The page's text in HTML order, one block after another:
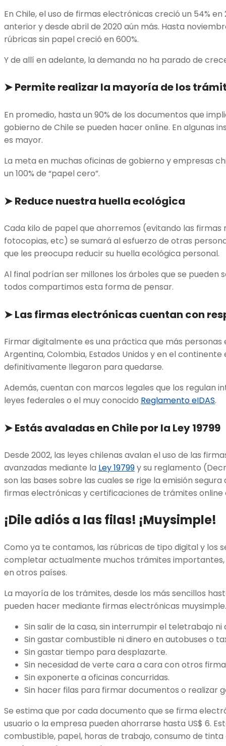
En Chile, el uso de firmas electrónicas creció un 54%
anterior y desde abril de 2020 aún más. Hasta
rúbricas sin papel creció en 600%.
Y de allí en adelante, la demanda no ha parado de
➤ Permite realizar la mayoría de los
En promedio, hasta un 90% de los documentos que
gobierno de Chile se pueden hacer online. En algunas
es mayor.
La meta en muchas oficinas de gobierno y empresas
un 100% de “papel cero”.
➤Reduce nuestra huella ecológica
Cada kilo de papel que ahorremos (evitando las firmas
fotocopias, etc) se sumará al esfuerzo de otras
que les preocupa reducir su huella ecológica personal.
Al final podrían ser millones los árboles que se pueden
todos compartimos esta forma de pensar.
➤Las firmas electrónicas cuentan con
Firmar digitalmente es una práctica que más
Argentina, Colombia, Estados Unidos y en el continente
definitivamente llegaron para quedarse.
Además, cuentan con marcos legales que los regulan
leyes federales o el muy conocido Reglamento eIDAS.
➤Estás avaladas en Chile por la Ley 19799
Desde 2002, las leyes chilenas avalan el uso de las
avanzadas mediante la Ley 19799y su reglamento
son las bases sobre las cuales se rige la emisión
firmas electrónicas y certificaciones de trámites online
¡Dile adiós a las filas! ¡Muysimple!
Como ya te contamos, las rúbricas de tipo digital y los
completar actualmente muchos trámites importantes,
en otros países.
La mayoría de los trámites, desde los más sencillos
pueden hacer mediante firmas electrónicas
Sin salir de la casa, sin interrumpir el teletrabajo
Sin gastar combustible ni dinero en autobuses o
Sin gastar tiempo para desplazarte.
Sin necesidad de verte cara a cara con otros
Sin exponerte a oficinas concurridas.
Sin hacer filas para firmar documentos o realizar
Se estima que por cada documento que se firma
usuario o la empresa pueden ahorrarse hasta US$ 6.
combustible, papel, horas de trabajo, consumo de